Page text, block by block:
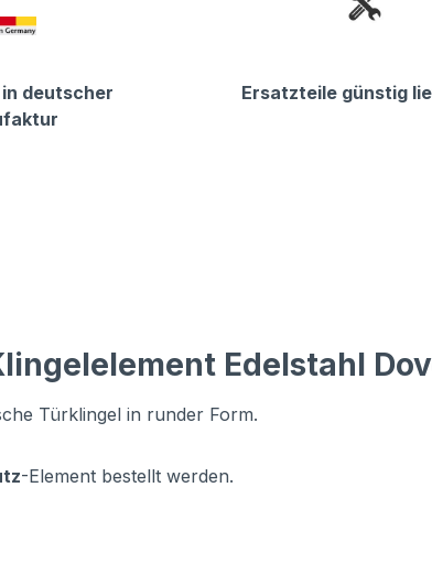
deutscher
Ersatzteile günstig
Edelstahl
Türklingel in runder Form.
-Element bestellt werden.